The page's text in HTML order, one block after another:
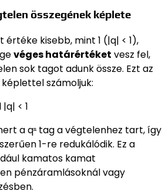
összegének képlete
értéke kisebb, mint 1 (|q| < 1),
véges határértéket vesz fel,
sok tagot adunk össze. Ezt az
számoljuk:
< 1
a qⁿ tag a végtelenhez tart, így
1-re redukálódik. Ez a
kamatos kamat
pénzáramlásoknál vagy